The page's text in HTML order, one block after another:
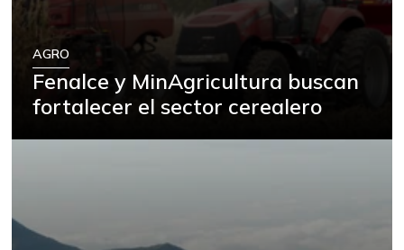
AGRO
Fenalce y MinAgricultura buscan
fortalecer el sector cerealero